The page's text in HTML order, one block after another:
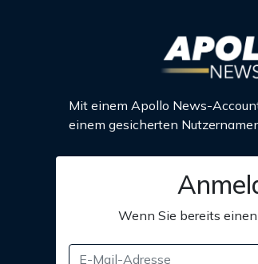
Mit einem Apollo News-
einem gesicherten
Wenn Sie bereits